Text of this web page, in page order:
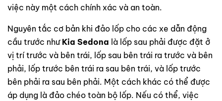
việc này một cách chính xác và an toàn.
Nguyên tắc cơ bản khi đảo lốp cho các xe dẫn động
cầu trước như Kia Sedona là lốp sau phải được đặt ở
vị trí trước và bên trái, lốp sau bên trái ra trước và bên
phải, lốp trước bên trái ra sau bên trái, và lốp trước
bên phải ra sau bên phải. Một cách khác có thể được
áp dụng là đảo chéo toàn bộ lốp. Nếu có thể, việc